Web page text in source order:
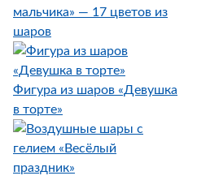
мальчика» — 17 цветов из
шаров
Фигура из шаров «Девушка
в торте»